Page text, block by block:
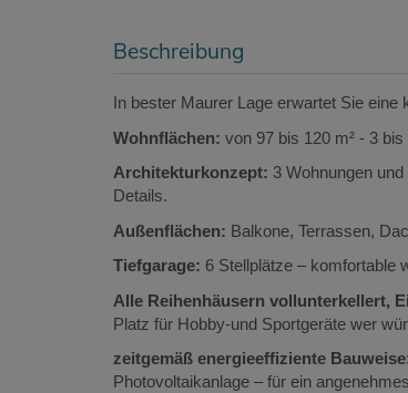
Beschreibung
In bester Maurer Lage erwartet Sie eine
Wohnflächen: von 97 bis 120 m² - 3
Architekturkonzept: 3 Wohnungen
Details.
Außenflächen: Balkone, Terrassen,
Tiefgarage: 6 Stellplätze – komfortable
Alle Reihenhäusern vollunterkellert,
Platz für Hobby-und Sportgeräte wer
zeitgemäß energieeffiziente
Photovoltaikanlage – für ein